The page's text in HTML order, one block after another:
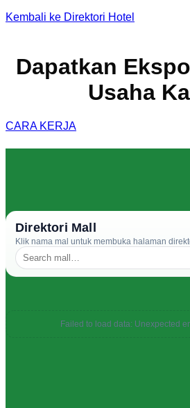
Kembali ke Direktori Hotel
Dapatkan
Usaha
CARA KERJA
Direktori Mall
Klik nama mal untuk membuka halaman
Failed to load data: Unexpected